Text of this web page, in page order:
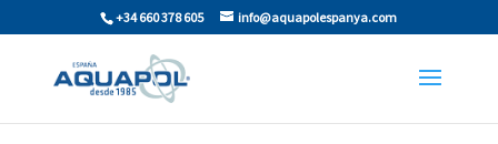
+34 660 378 605 info@aquapolespanya.com